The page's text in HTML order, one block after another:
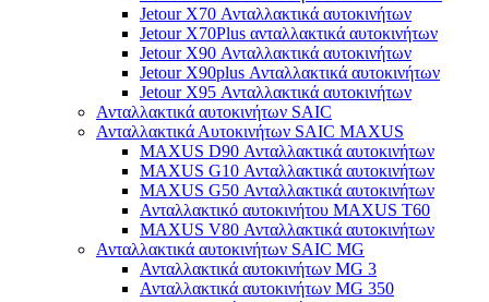
Jetour X70 Ανταλλακτικά αυτοκινήτων
Jetour X70Plus ανταλλακτικά αυτοκινήτων
Jetour X90 Ανταλλακτικά αυτοκινήτων
Jetour X90plus Ανταλλακτικά αυτοκινήτων
Jetour X95 Ανταλλακτικά αυτοκινήτων
Ανταλλακτικά αυτοκινήτων SAIC
Ανταλλακτικά Αυτοκινήτων SAIC MAXUS
MAXUS D90 Ανταλλακτικά αυτοκινήτων
MAXUS G10 Ανταλλακτικά αυτοκινήτων
MAXUS G50 Ανταλλακτικά αυτοκινήτων
Ανταλλακτικό αυτοκινήτου MAXUS T60
MAXUS V80 Ανταλλακτικά αυτοκινήτων
Ανταλλακτικά αυτοκινήτων SAIC MG
Ανταλλακτικά αυτοκινήτων MG 3
Ανταλλακτικά αυτοκινήτων MG 350